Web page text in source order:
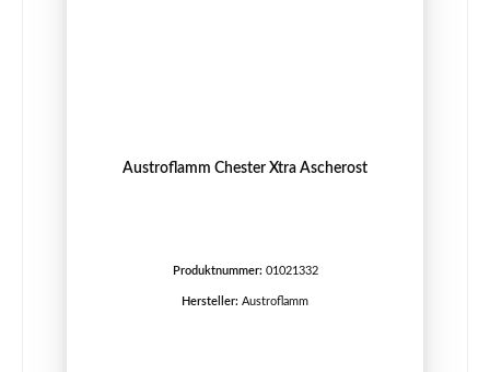
Austroflamm Chester Xtra Ascherost
Produktnummer: 01021332
Hersteller: Austroflamm